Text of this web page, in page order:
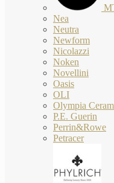
Nea
Neutra
Newform
Nicolazzi
Noken
Novellini
Oasis
OLI
Olympia
P.E. Guerin
Perrin&Rowe
Petracer